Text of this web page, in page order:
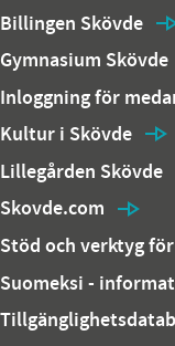
Billingen Skövde
Gymnasium Skövde
Inloggning för
Kultur i Skövde
Lillegården Skövde
Skovde.com
Stöd och verktyg
Suomeksi -